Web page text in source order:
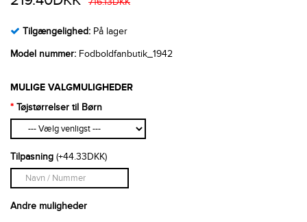
Tilgængelighed: På lager
Model nummer: Fodboldfanbutik_1942
MULIGE VALGMULIGHEDER
Tøjstørrelser til Børn
Tilpasning (+44.33DKK)
Andre muligheder